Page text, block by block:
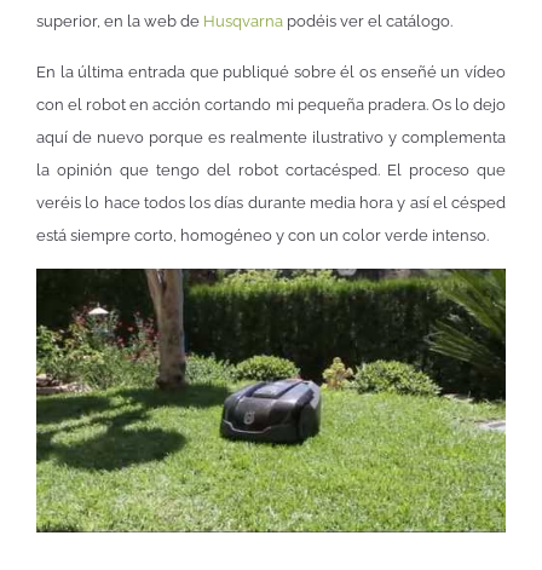
superior, en la web de Husqvarna podéis ver el catálogo.
En la última entrada que publiqué sobre él os enseñé un vídeo
con el robot en acción cortando mi pequeña pradera. Os lo dejo
aquí de nuevo porque es realmente ilustrativo y complementa
la opinión que tengo del robot cortacésped. El proceso que
veréis lo hace todos los días durante media hora y así el césped
está siempre corto, homogéneo y con un color verde intenso.